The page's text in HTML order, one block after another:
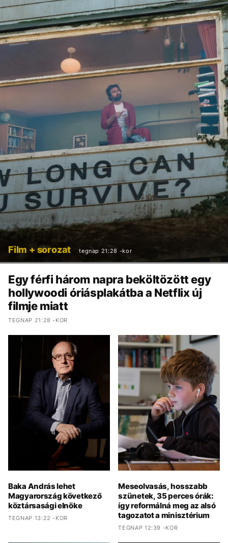
Film + sorozat tegnap 21:28 -kor
Egy férfi három napra beköltözött egy
hollywoodi óriásplakátba a Netflix új
filmje miatt
TEGNAP 21:28 -KOR
Baka András lehet
Magyarország következő
köztársasági elnöke
TEGNAP 13:22 -KOR
Meseolvasás, hosszabb
szünetek, 35 perces órák:
így reformálná meg az alsó
tagozatot a minisztérium
TEGNAP 12:39 -KOR